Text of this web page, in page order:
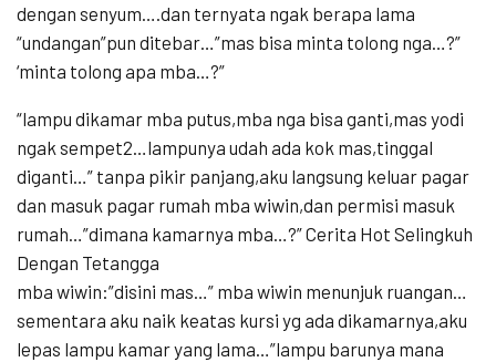
dengan senyum….dan ternyata ngak berapa lama
“undangan”pun ditebar…”mas bisa minta tolong nga…?”
‘minta tolong apa mba…?”
“lampu dikamar mba putus,mba nga bisa ganti,mas yodi
ngak sempet2…lampunya udah ada kok mas,tinggal
diganti…” tanpa pikir panjang,aku langsung keluar pagar
dan masuk pagar rumah mba wiwin,dan permisi masuk
rumah…”dimana kamarnya mba…?” Cerita Hot Selingkuh
Dengan Tetangga
mba wiwin:”disini mas…” mba wiwin menunjuk ruangan…
sementara aku naik keatas kursi yg ada dikamarnya,aku
lepas lampu kamar yang lama…”lampu barunya mana